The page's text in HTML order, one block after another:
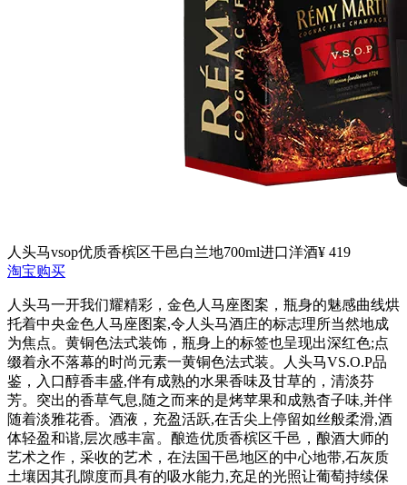
人头马vsop优质香槟区干邑白兰地700ml进口洋酒¥ 419
淘宝购买
人头马一开我们耀精彩，金色人马座图案，瓶身的魅感曲线烘
托着中央金色人马座图案,令人头马酒庄的标志理所当然地成
为焦点。黄铜色法式装饰，瓶身上的标签也呈现出深红色;点
缀着永不落幕的时尚元素一黄铜色法式装。人头马VS.O.P品
鉴，入口醇香丰盛,伴有成熟的水果香味及甘草的，清淡芬
芳。突出的香草气息,随之而来的是烤苹果和成熟杳子味,并伴
随着淡雅花香。酒液，充盈活跃,在舌尖上停留如丝般柔滑,酒
体轻盈和谐,层次感丰富。酿造优质香槟区千邑，酿酒大师的
艺术之作，采收的艺术，在法国干邑地区的中心地带,石灰质
土壤因其孔隙度而具有的吸水能力,充足的光照让葡萄持续保